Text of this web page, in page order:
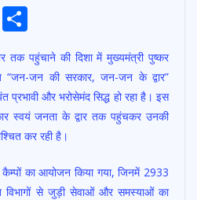
E
h
ar
e
तक पहुंचाने की दिशा में मुख्यमंत्री पुष्कर
“जन-जन की सरकार, जन-जन के द्वार”
और भरोसेमंद सिद्ध हो रहा है। इस
स्वयं जनता के द्वार तक पहुंचकर उनकी
कर रही है।
का आयोजन किया गया, जिनमें 2933
विभागों से जुड़ी सेवाओं और समस्याओं का